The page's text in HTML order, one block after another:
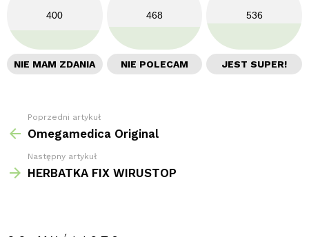
400
NIE MAM ZDANIA
468
NIE POLECAM
536
JEST SUPER!
Zobacz
więcej
Poprzedni artykuł
Omegamedica Original
Następny artykuł
HERBATKA FIX WIRUSTOP